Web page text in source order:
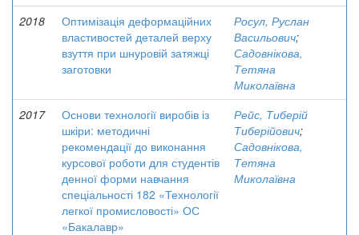
2018
Оптимізація деформаційних
властивостей деталей верху
взуття при шнуровій затяжці
заготовки
Росул, Руслан
Васильович;
Садовнікова,
Тетяна
Миколаївна
2017
Основи технології виробів із
шкіри: методичні
рекомендації до виконання
курсової роботи для студентів
денної форми навчання
спеціальності 182 «Технології
легкої промисловості» ОС
«Бакалавр»
Рейс, Тиберій
Тиберійович;
Садовнікова,
Тетяна
Миколаївна